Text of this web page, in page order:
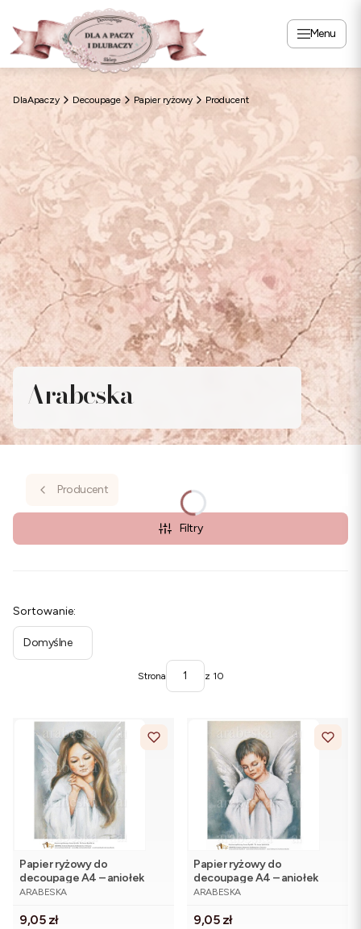
Menu
DlaApaczy Decoupage Papier ryżowy Producent
Arabeska
Producent
Filtry
Lista produktów
Sortowanie:
Domyślne
Strona z 10
Papier ryżowy do
decoupage A4 – aniołek
dziewczynka, Arabeska
PRODUCENT
ARABESKA
Cena
9,05 zł
Papier ryżowy do
decoupage A4 – aniołek
PRODUCENT
ARABESKA
Cena
9,05 zł